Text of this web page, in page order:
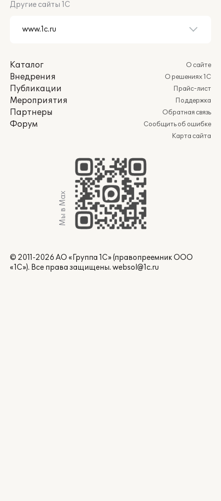
Другие сайты 1С
Каталог
Внедрения
Публикации
Мероприятия
Партнеры
Форум
О сайте
О решениях 1С
Прайс-лист
Поддержка
Обратная связь
Сообщить об ошибке
Карта сайта
Мы в Max
© 2011-2026 АО «Группа 1С» (правопреемник ООО
«1С»). Все права защищены. websol@1c.ru